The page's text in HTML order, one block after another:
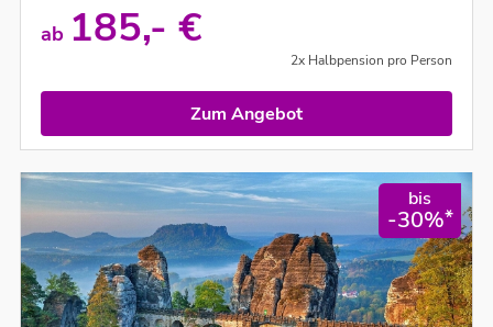
ab 185,- €
2x Halbpension pro Person
Zum Angebot
bis
-30%*